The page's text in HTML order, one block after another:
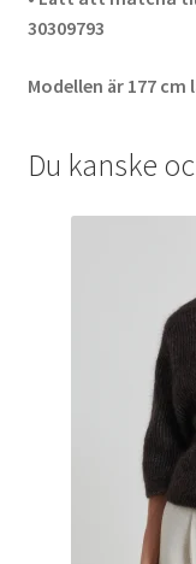
30309793
Modellen är 177
Du kanske